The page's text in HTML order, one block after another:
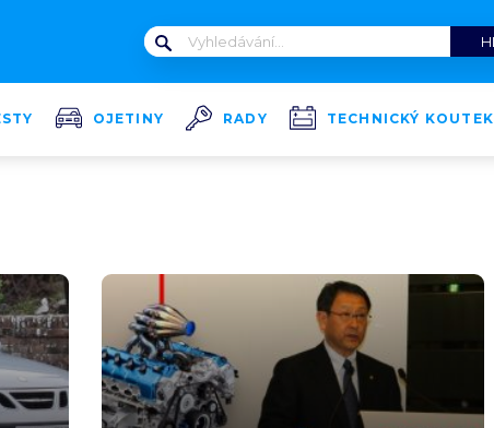
OJETINY RADY TECHNICKÝ KOUTEK